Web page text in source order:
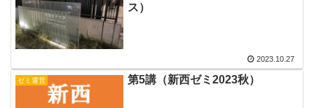
ス）
2023.10.27
ゼミ運営 第5講（新西ゼミ2023秋）